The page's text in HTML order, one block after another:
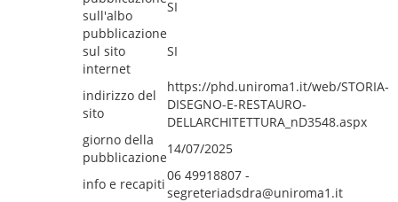
sull'albo
SI
pubblicazione
sul sito
internet
SI
indirizzo del
sito
https://phd.uniroma1.it/web/STORIA-
DISEGNO-E-RESTAURO-
DELLARCHITETTURA_nD3548.aspx
giorno della
pubblicazione
14/07/2025
info e recapiti
06 49918807 -
segreteriadsdra@uniroma1.it